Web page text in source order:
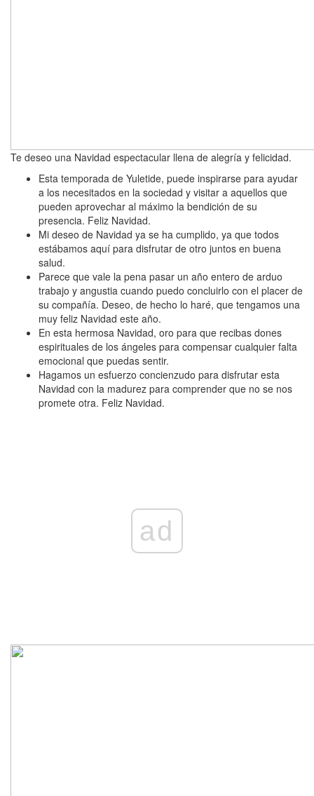
Te deseo una Navidad espectacular llena de alegría y felicidad.
Esta temporada de Yuletide, puede inspirarse para ayudar
a los necesitados en la sociedad y visitar a aquellos que
pueden aprovechar al máximo la bendición de su
presencia. Feliz Navidad.
Mi deseo de Navidad ya se ha cumplido, ya que todos
estábamos aquí para disfrutar de otro juntos en buena
salud.
Parece que vale la pena pasar un año entero de arduo
trabajo y angustia cuando puedo concluirlo con el placer de
su compañía. Deseo, de hecho lo haré, que tengamos una
muy feliz Navidad este año.
En esta hermosa Navidad, oro para que recibas dones
espirituales de los ángeles para compensar cualquier falta
emocional que puedas sentir.
Hagamos un esfuerzo concienzudo para disfrutar esta
Navidad con la madurez para comprender que no se nos
promete otra. Feliz Navidad.
ad